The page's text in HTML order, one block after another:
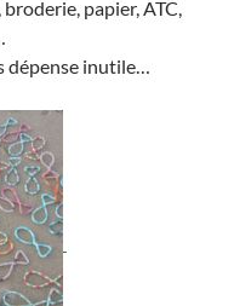
papier, ATC,
inutile…